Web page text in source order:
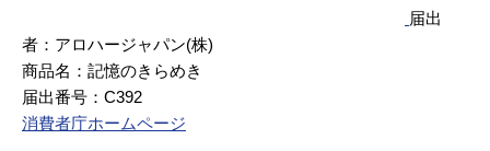
届出
者：アロハージャパン(株)
商品名：記憶のきらめき
届出番号：C392
消費者庁ホームページ